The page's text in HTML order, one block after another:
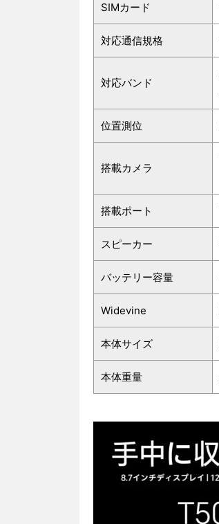
SIMカード
対応通信規格
対応バンド
位置測位
搭載カメラ
搭載ポート
スピーカー
バッテリー容量
Widevine
本体サイズ
本体重量